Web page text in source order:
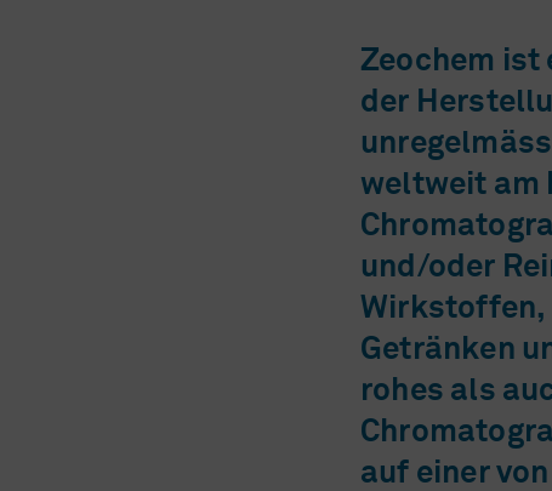
Zeochem ist
der
weltweit am
und/oder
Wirkstoffen,
Getränken
rohes als
auf einer